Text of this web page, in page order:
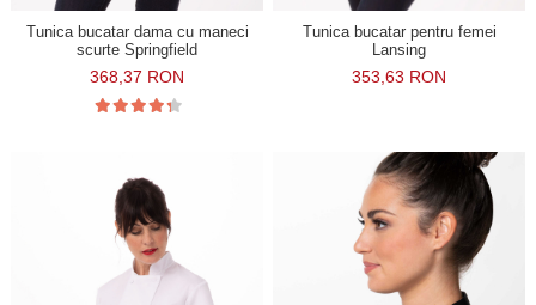
Tunica bucatar dama cu maneci
scurte Springfield
368,37 RON
Tunica bucatar pentru femei
Lansing
353,63 RON